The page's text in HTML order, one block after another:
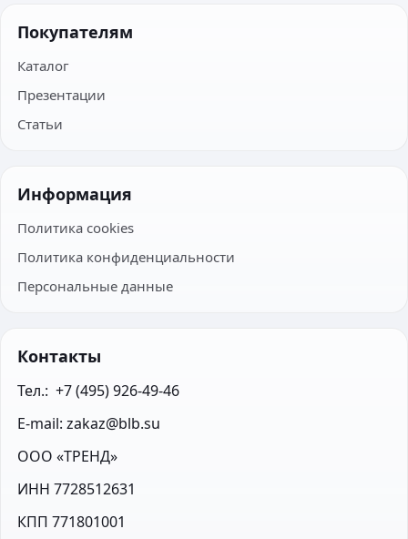
Покупателям
Каталог
Презентации
Статьи
Информация
Политика cookies
Политика конфиденциальности
Персональные данные
Контакты
Тел.:  +7 (495) 926-49-46
E-mail: zakaz@blb.su
ООО «ТРЕНД»
ИНН 7728512631
КПП 771801001